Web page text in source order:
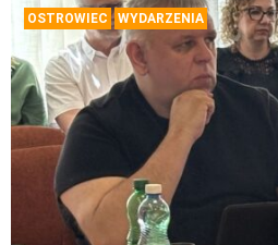
OSTROWIEC WYDARZENIA